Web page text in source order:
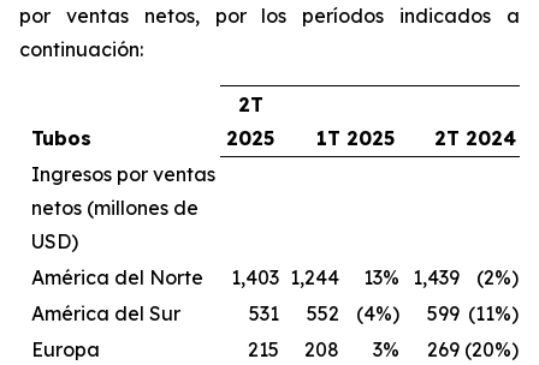
por ventas netos, por los períodos indicados a
continuación:
Tubos
2T
2025
1T 2025
2T 2024
Ingresos por ventas
netos (millones de
USD)
América del Norte
1,403 1,244 13% 1,439
(2%)
América del Sur
531 552 (4%) 599 (11%)
Europa
215 208 3% 269 (20%)